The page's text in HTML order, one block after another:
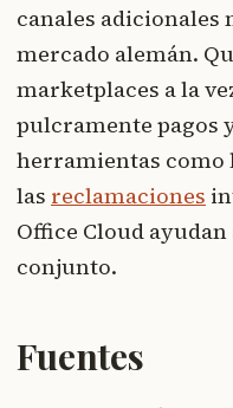
canales adicionales
mercado alemán.
marketplaces a la
pulcramente pagos
herramientas como
las reclamaciones
Office Cloud
conjunto.
Fuentes